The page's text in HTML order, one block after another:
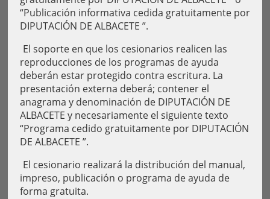
“Publicación informativa cedida gratuitamente por
DIPUTACIÓN DE ALBACETE ”.
El soporte en que los cesionarios realicen las
reproducciones de los programas de ayuda
deberán estar protegido contra escritura. La
presentación externa deberá; contener el
anagrama y denominación de DIPUTACIÓN DE
ALBACETE y necesariamente el siguiente texto
“Programa cedido gratuitamente por DIPUTACIÓN
DE ALBACETE ”.
El cesionario realizará la distribución del manual,
impreso, publicación o programa de ayuda de
forma gratuita.